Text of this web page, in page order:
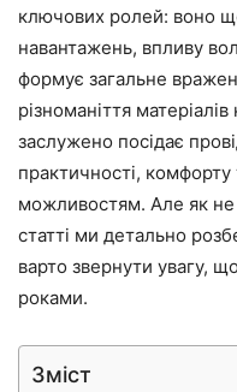
ключових ролей: воно
навантажень, впливу
формує загальне
різноманіття
заслужено посідає
практичності,
можливостям. Але як
статті ми детально
варто звернути увагу,
роками.
Зміст